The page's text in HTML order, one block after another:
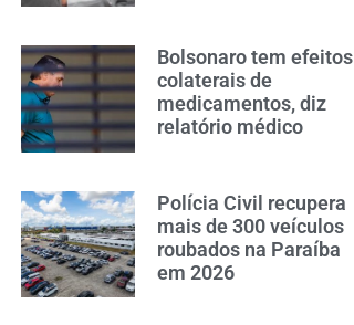
Bolsonaro tem efeitos
colaterais de
medicamentos, diz
relatório médico
Polícia Civil recupera
mais de 300 veículos
roubados na Paraíba
em 2026